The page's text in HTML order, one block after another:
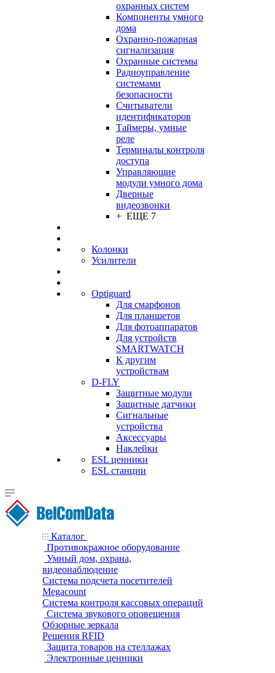
охранных систем
Компоненты умного
дома
Охранно-пожарная
сигнализация
Охранные системы
Радиоуправление
системами
безопасности
Считыватели
идентификаторов
Таймеры, умные
реле
Терминалы контроля
доступа
Управляющие
модули умного дома
Дверные
видеозвонки
+ ЕЩЕ 7
Колонки
Усилители
Optiguard
Для смарфонов
Для планшетов
Для фотоаппаратов
Для устройств
SMARTWATCH
К другим
устройствам
D-FLY
Защитные модули
Защитные датчики
Сигнальные
устройства
Аксессуары
Наклейки
ESL ценники
ESL станции
Каталог
Противокражное оборудование
Умный дом, охрана,
видеонаблюдение
Система подсчета посетителей
Megacount
Система контроля кассовых операций
Система звукового оповещения
Обзорные зеркала
Решения RFID
Защита товаров на стеллажах
Электронные ценники